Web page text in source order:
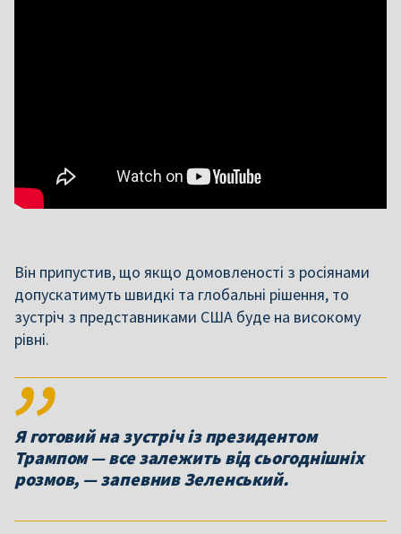
Він припустив, що якщо домовленості з росіянами
допускатимуть швидкі та глобальні рішення, то
зустріч з представниками США буде на високому
рівні.
Я готовий на зустріч із президентом
Трампом — все залежить від сьогоднішніх
розмов, — запевнив Зеленський.